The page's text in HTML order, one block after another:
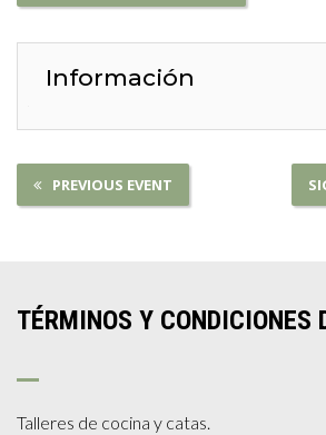
Información
PREVIOUS EVENT
TÉRMINOS Y CONDICIONES
Talleres de cocina y catas.